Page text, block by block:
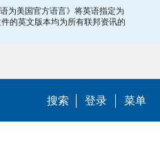
为美国官方语言》将英语指定为
的英文版本均为所有联邦资讯的
搜索 登录 菜单